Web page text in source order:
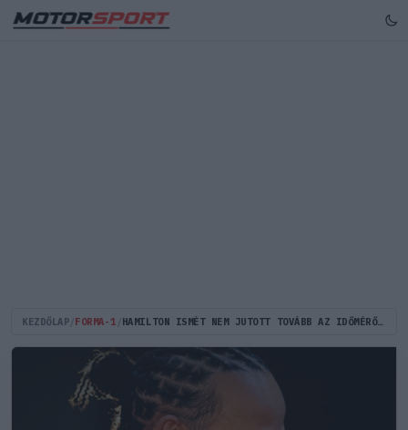
KEZDŐLAP FORMA-1 HAMILTON ISMÉT NEM JUTOTT TOVÁBB AZ IDŐMÉRŐ ELSŐ SZAKASZÁBÓL